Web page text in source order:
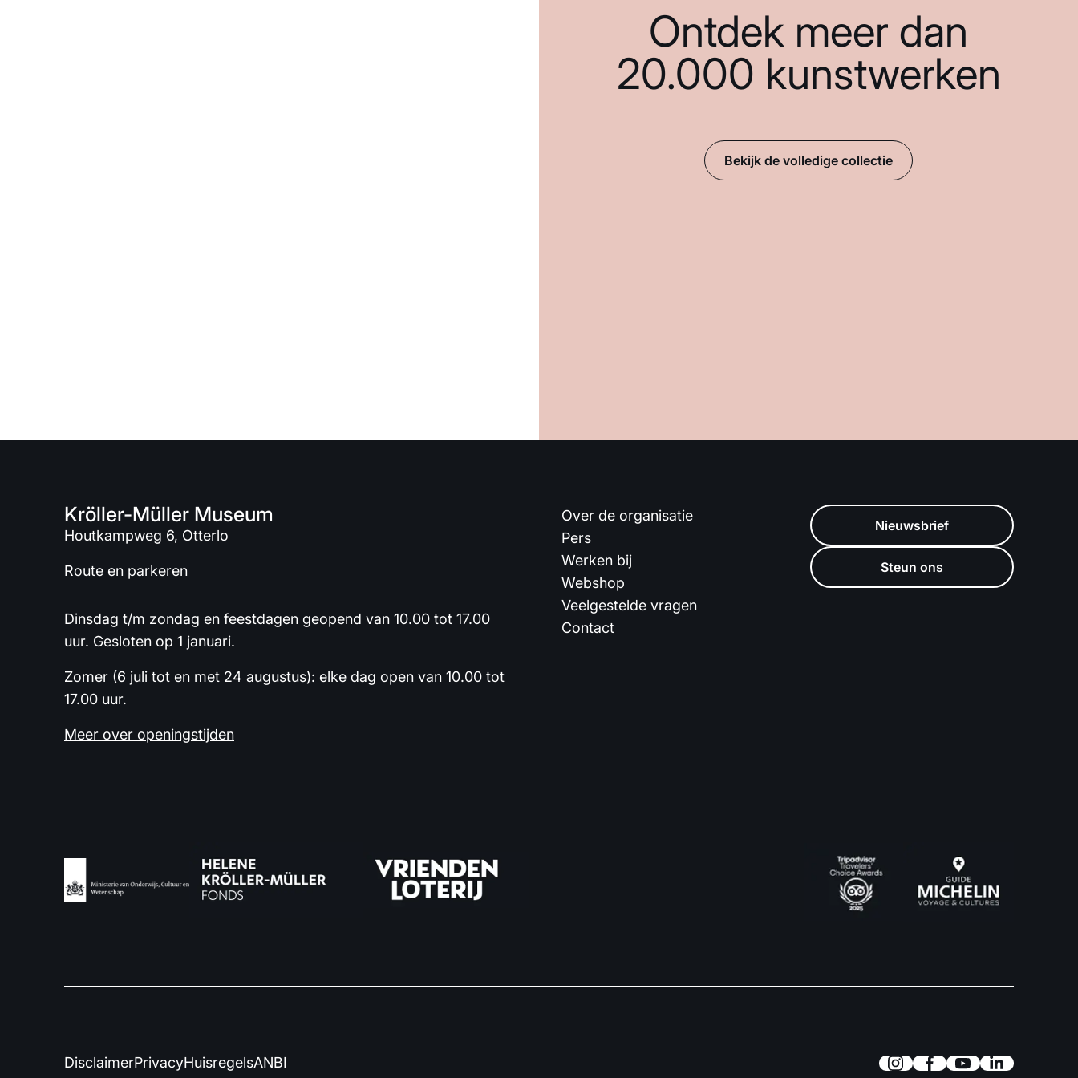
Ontdek meer dan
20.000 kunstwerken
Bekijk de volledige collectie
Kröller-Müller Museum
Houtkampweg 6, Otterlo
Route en parkeren
Dinsdag t/m zondag en feestdagen geopend van 10.00 tot 17.00
uur. Gesloten op 1 januari.
Zomer (6 juli tot en met 24 augustus): elke dag open van 10.00 tot
17.00 uur.
Meer over openingstijden
Over de organisatie
Pers
Werken bij
Webshop
Veelgestelde vragen
Contact
Nieuwsbrief
Steun ons
DisclaimerPrivacyHuisregelsANBI